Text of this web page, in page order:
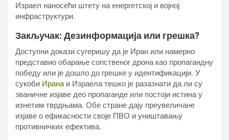
Израел наносећи штету на енергетској и војној
инфраструктури.
Закључак: Дезинформација или грешка?
Доступни докази сугеришу да је Иран или намерно
представио обарање сопственог дрона као пропагандну
победу или је дошло до грешке у идентификацији. У
сукоби Ирана и Израела тешко је разазнати да ли су
званичне изјаве део пропаганде или постоји истина у
изнетим тврдњама. Обе стране дају преувеличане
изјаве о ефикасности своје ПВО и уништавању
противничких ефектива.